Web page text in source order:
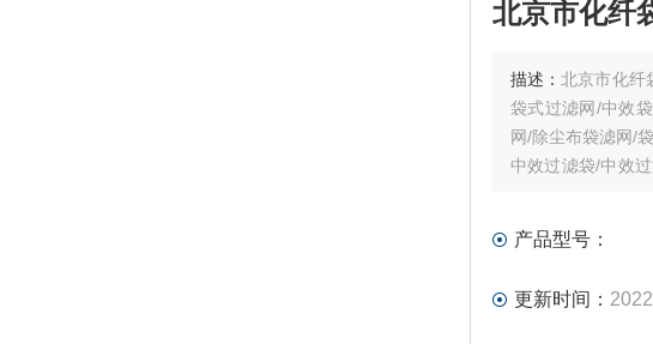
北京市化纤
描述： 北京市化纤
袋式过滤网/中效
网/除尘布袋滤网/
中效过滤袋/中效
产品型号：
更新时间：